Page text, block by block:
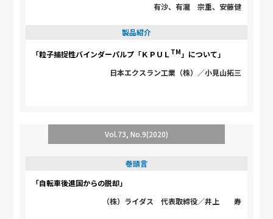
有沙、有瀧 宗重、安藤健
製品紹介
「粒子捕捉性バインダーパルプ「ＫＰＵＬ TM 」について」
日本エクスラン工業（株）／小見山拓三
Vol.73, No.9(2020)
巻頭言
「自転車後進国からの脱却」
（株）ライダス 代表取締役／井上 寿